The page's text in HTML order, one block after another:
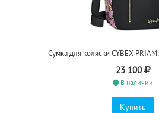
Сумка для коляски CYBEX PRIAM
23 100
В наличии
Купить